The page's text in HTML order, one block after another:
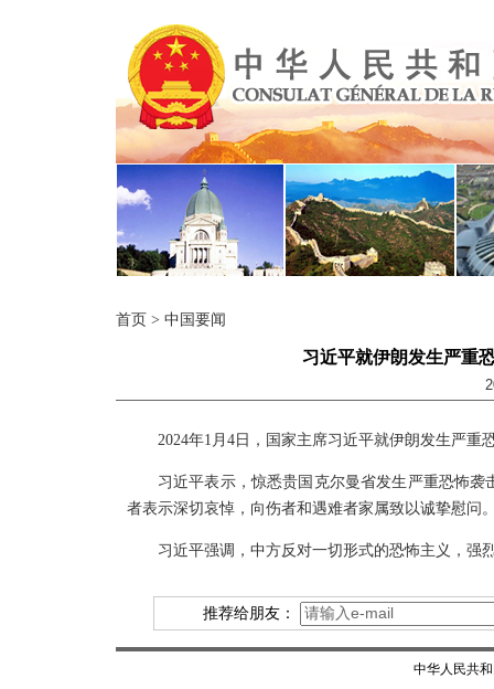
首页 > 中国要闻
习近平就伊朗发生严重
2024年1月4日，国家主席习近平就伊朗发生严重
习近平表示，惊悉贵国克尔曼省发生严重恐怖
者表示深切哀悼，向伤者和遇难者家属致以诚挚慰问
习近平强调，中方反对一切形式的恐怖主义，强
推荐给朋友：
中华人民共